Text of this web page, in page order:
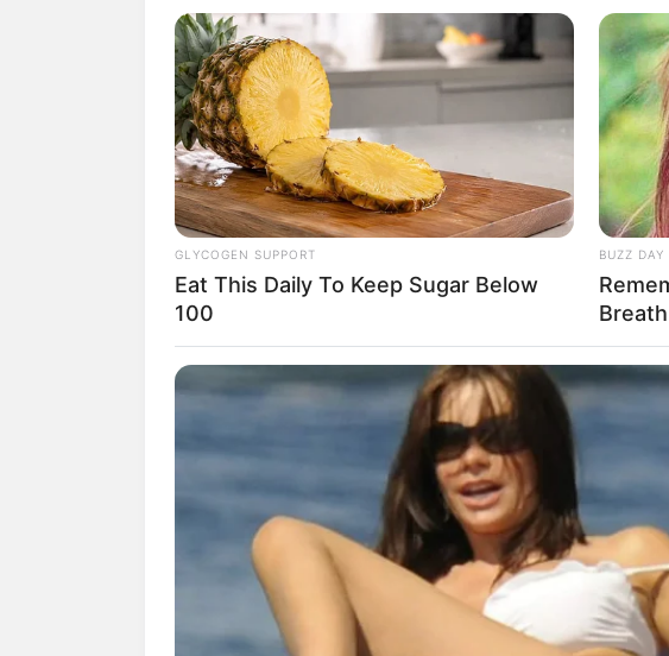
Vicky
VOTE
Tanggal Lahir: Tempat Lahir:
Jakarta,Indonesia
TWEET SHARE WHATSAPP
Vicky Alaydrus adalah seorang selebgram yang berasal
GLYCOGEN SUPPORT
Eat This Daily To Keep Sugar Below
100
BUZZ DAY